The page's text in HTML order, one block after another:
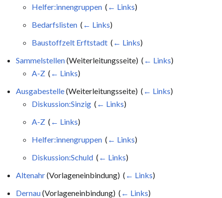
Helfer:innengruppen ( ← Links)
Bedarfslisten ( ← Links)
Baustoffzelt Erftstadt ( ← Links)
Sammelstellen(Weiterleitungsseite) ‎ ( ← Links)
A-Z ( ← Links)
Ausgabestelle(Weiterleitungsseite) ‎ ( ← Links)
Diskussion:Sinzig ( ← Links)
A-Z ( ← Links)
Helfer:innengruppen ( ← Links)
Diskussion:Schuld ( ← Links)
Altenahr(Vorlageneinbindung) ‎ ( ← Links)
Dernau(Vorlageneinbindung) ‎ ( ← Links)